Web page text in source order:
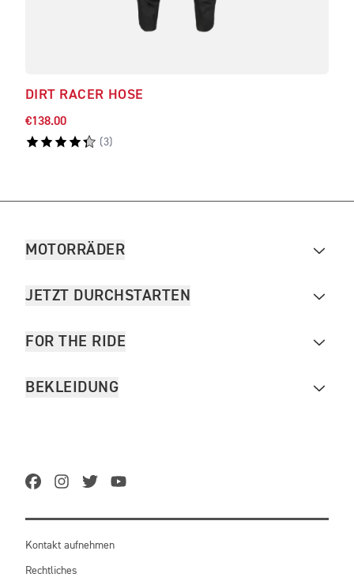
DIRT RACER HOSE
€138.00
(3)
MOTORRÄDER
JETZT DURCHSTARTEN
FOR THE RIDE
BEKLEIDUNG
Kontakt aufnehmen
Rechtliches